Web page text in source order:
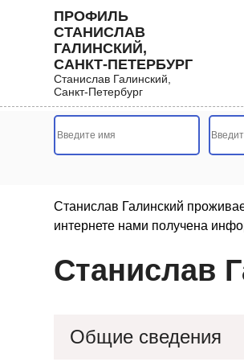
ПРОФИЛЬ
СТАНИСЛАВ
ГАЛИНСКИЙ,
САНКТ-ПЕТЕРБУРГ
Станислав Галинский,
Санкт-Петербург
Станислав Галинский
интернете нами получена
Станислав
Общие сведения